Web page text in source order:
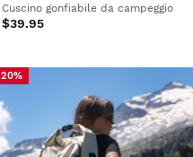
Cuscino gonfiabile da campeggio
$39.95
20%